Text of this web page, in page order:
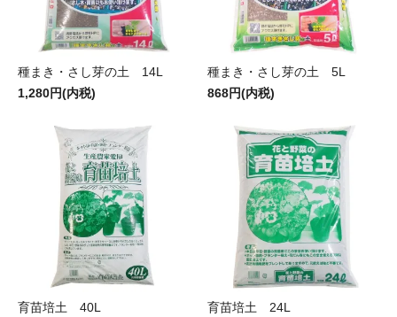
種まき・さし芽の土 14L
1,280円(内税)
種まき・さし芽の土 5L
868円(内税)
育苗培土 40L
育苗培土 24L